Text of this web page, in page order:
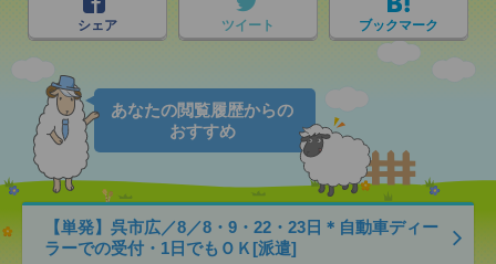
シェア ツイート ブックマーク
あなたの閲覧履歴からの
おすすめ
【単発】呉市広／8／8・9・22・23日＊自動車ディー
ラーでの受付・1日でもＯＫ[派遣]